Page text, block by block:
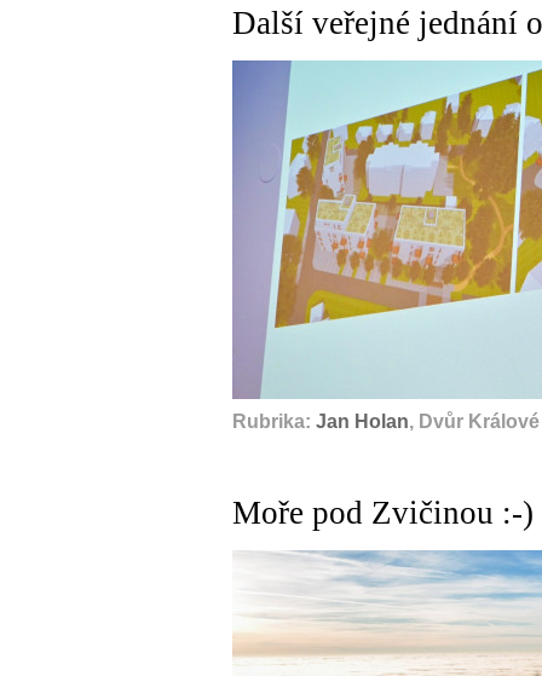
Další veřejné jednání
Rubrika: Jan Holan, Dvůr
Moře pod Zvičinou :-)